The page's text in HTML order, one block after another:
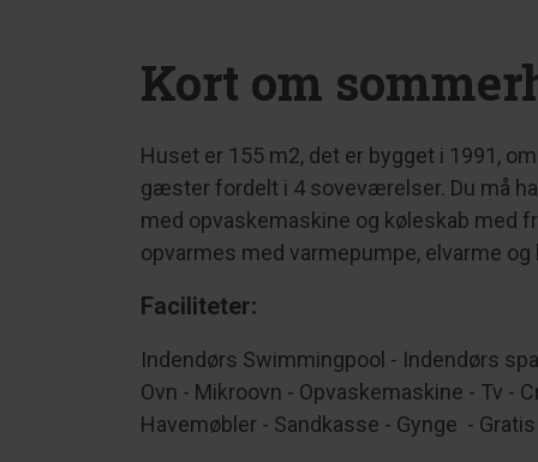
Kort om
Huset er 155 m2, det er bygget i 1991,
gæster fordelt i 4 soveværelser. Du må
med opvaskemaskine og køleskab med
opvarmes med varmepumpe, elvarme
Faciliteter:
Indendørs Swimmingpool - Indendørs
Ovn - Mikroovn - Opvaskemaskine - Tv -
Havemøbler - Sandkasse - Gynge -